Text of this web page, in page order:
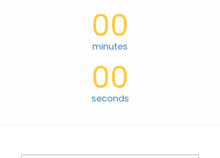
00
minutes
00
seconds